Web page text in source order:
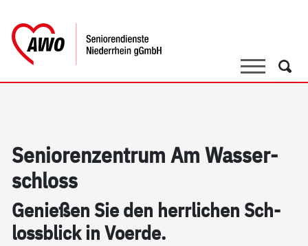
SucheSuche
Se­nio­ren­zen­trum Am Was­ser­
sch­loss
Ge­nie­ßen Sie den herr­li­chen Sch­
loss­blick in Vo­er­de.